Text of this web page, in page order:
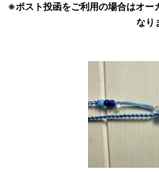
※ポスト投函をご利用の場合はオー
なり